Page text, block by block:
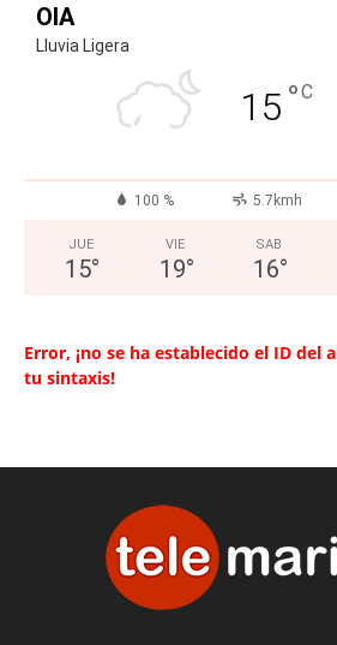
OIA
Lluvia Ligera
15 °C
100 % 5.7kmh
JUE
15°
VIE
19°
SAB
16°
Error, ¡no se ha establecido el ID del
tu sintaxis!